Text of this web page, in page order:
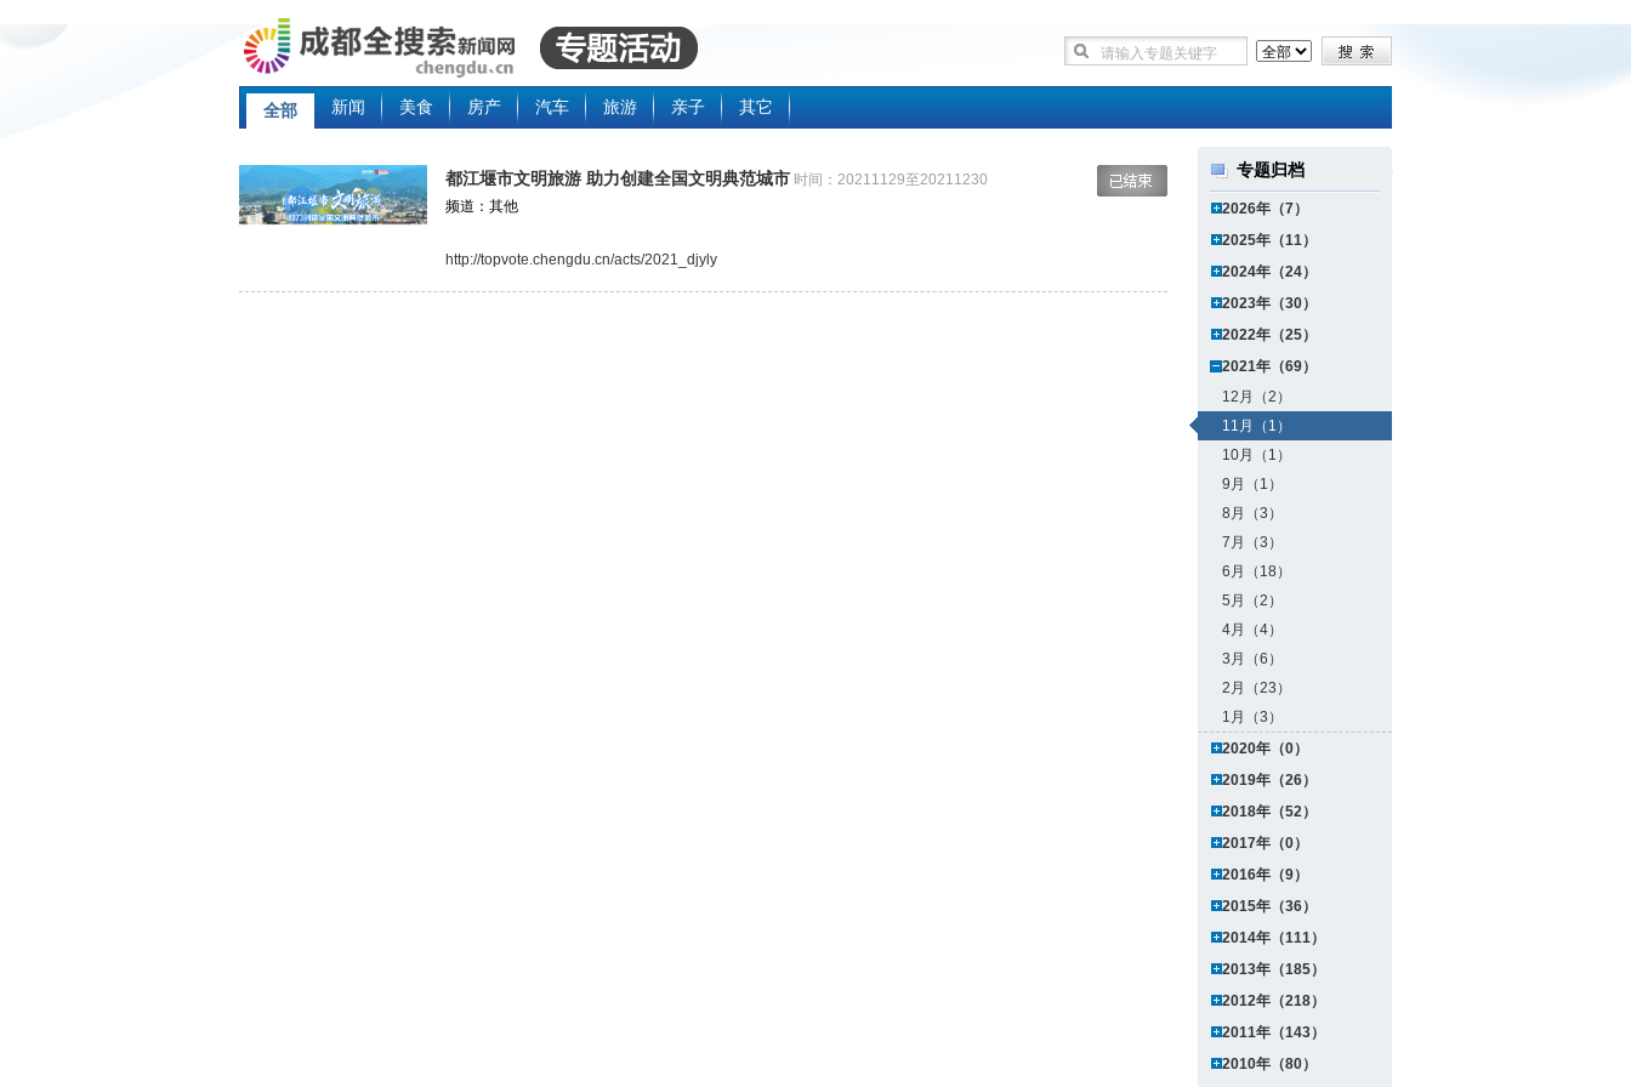
全部 新闻 美食 房产 汽车 旅游 亲子 其它
都江堰市文明旅游 助力创建全国文明典范城市 时间：20211129至20211230
频道：其他
http://topvote.chengdu.cn/acts/2021_djyly
专题归档
2026年（7）
2025年（11）
2024年（24）
2023年（30）
2022年（25）
2021年（69）
12月（2）
11月（1）
10月（1）
9月（1）
8月（3）
7月（3）
6月（18）
5月（2）
4月（4）
3月（6）
2月（23）
1月（3）
2020年（0）
2019年（26）
2018年（52）
2017年（0）
2016年（9）
2015年（36）
2014年（111）
2013年（185）
2012年（218）
2011年（143）
2010年（80）